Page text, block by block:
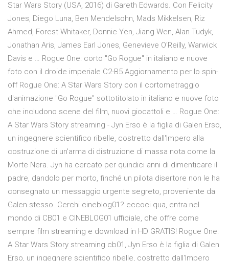
Star Wars Story (USA, 2016) di Gareth Edwards. Con Felicity
Jones, Diego Luna, Ben Mendelsohn, Mads Mikkelsen, Riz
Ahmed, Forest Whitaker, Donnie Yen, Jiang Wen, Alan Tudyk,
Jonathan Aris, James Earl Jones, Genevieve O'Reilly, Warwick
Davis e … Rogue One: corto "Go Rogue" in italiano e nuove
foto con il droide imperiale C2-B5 Aggiornamento per lo spin-
off Rogue One: A Star Wars Story con il cortometraggio
d'animazione "Go Rogue" sottotitolato in italiano e nuove foto
che includono scene del film, nuovi giocattoli e … Rogue One:
A Star Wars Story streaming - Jyn Erso è la figlia di Galen Erso,
un ingegnere scientifico ribelle, costretto dall'Impero alla
costruzione di un'arma di distruzione di massa nota come la
Morte Nera. Jyn ha cercato per quindici anni di dimenticare il
padre, dandolo per morto, finché un pilota disertore non le ha
consegnato un messaggio urgente segreto, proveniente da
Galen stesso. Cerchi cineblog01? eccoci qua, entra nel
mondo di CB01 e CINEBLOG01 ufficiale, che offre come
sempre film streaming e download in HD GRATIS! Rogue One:
A Star Wars Story streaming cb01, Jyn Erso è la figlia di Galen
Erso, un ingegnere scientifico ribelle, costretto dall'Impero